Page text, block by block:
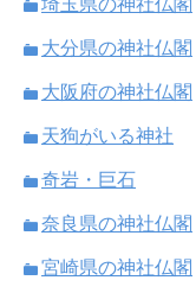
埼玉県の神社仏閣
大分県の神社仏閣
大阪府の神社仏閣
天狗がいる神社
奇岩・巨石
奈良県の神社仏閣
宮崎県の神社仏閣